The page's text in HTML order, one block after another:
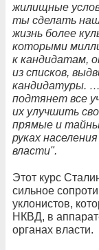
жилищные
ты сделать
жизнь более
которыми
к кандидатам,
из списков,
кандидатуры.
подтянет все
их улучшить
прямые и
руках
власти".
Этот курс
сильное
уклонистов,
НКВД, в
органах власти.